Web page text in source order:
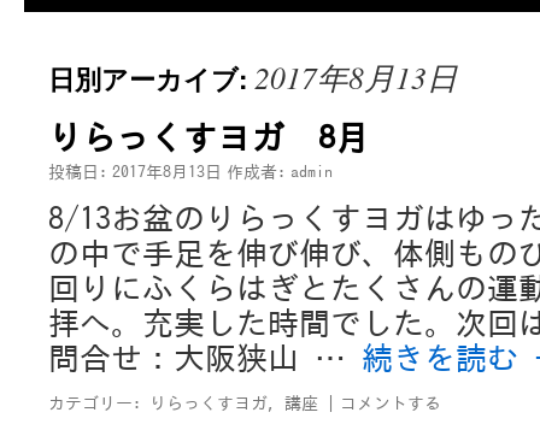
日別アーカイブ: 2017年8月13日
りらっくすヨガ 8月
投稿日: 2017年8月13日 作成者: admin
8/13お盆のりらっくすヨガはゆっ
の中で手足を伸び伸び、体側もの
回りにふくらはぎとたくさんの運
拝へ。充実した時間でした。次回
問合せ：大阪狭山 … 続きを読む
カテゴリー: りらっくすヨガ, 講座 コメントする